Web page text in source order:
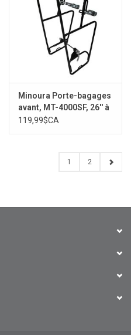
Minoura Porte-bagages
avant, MT-4000SF, 26'' à
700C, Noir
119,99$CA
1 2